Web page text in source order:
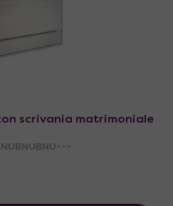
scrivania matrimoniale